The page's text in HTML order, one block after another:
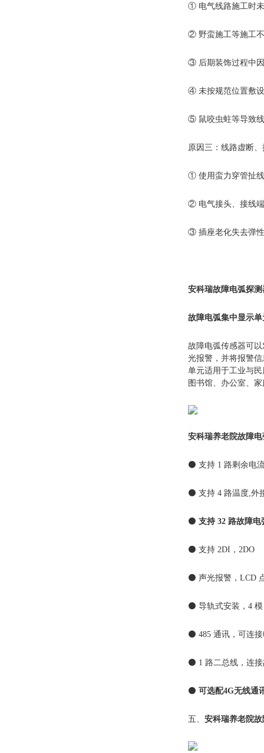
① 电气线路施工时
② 野蛮施工等施工
③ 后期装饰过程中
④ 未按规范位置敷
⑤ 鼠咬虫蛀等导致
原因三：线路虚断
① 使用蛮力穿管扯
② 电气接头、接线
③ 插座老化失去弹
安科瑞故障电弧探
故障电弧集中显示单
故障电弧传感器可
光报警，并将报警
单元适用于工业与
图书馆、办公室、
安科瑞养老院故障
⚫ 支持 1 路剩余电
⚫ 支持 4 路温度,外
⚫ 支持 32 路故障
⚫ 支持 2DI，2DO
⚫ 声光报警，LCD
⚫ 导轨式安装，4 模
⚫ 485 通讯，可连
⚫ 1 路二总线，连
⚫ 可选配4G无线通
五、 安科瑞养老院